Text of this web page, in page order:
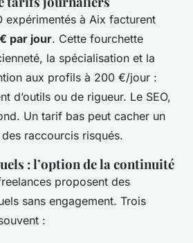
expérimentés à Aix facturent
par jour. Cette fourchette
la spécialisation et la
aux profils à 200 €/jour :
d’outils ou de rigueur. Le SEO,
Un tarif bas peut cacher un
raccourcis risqués.
: l’option de la continuité
proposent des
sans engagement. Trois
: